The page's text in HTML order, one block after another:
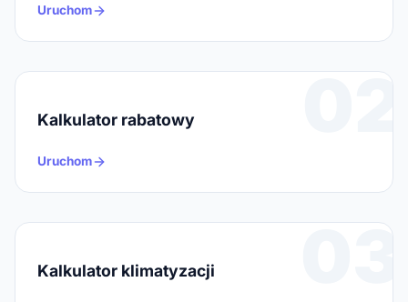
Uruchom
02
Kalkulator rabatowy
Uruchom
03
Kalkulator klimatyzacji